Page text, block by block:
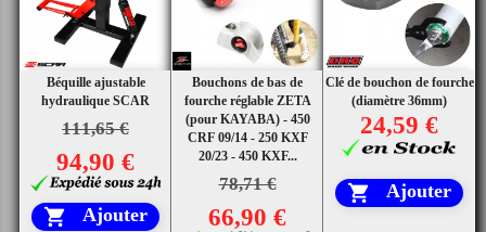
Béquille ajustable
hydraulique SCAR
111,65 €
94,90 €
 Ajouter
Bouchons de bas de
fourche réglable ZETA
(pour KAYABA) - 450
CRF 09/14 - 250 KXF
20/23 - 450 KXF...
78,71 €
66,90 €
Clé de bouchon de fourche
(diamètre 36mm)
24,59 €
 Ajouter